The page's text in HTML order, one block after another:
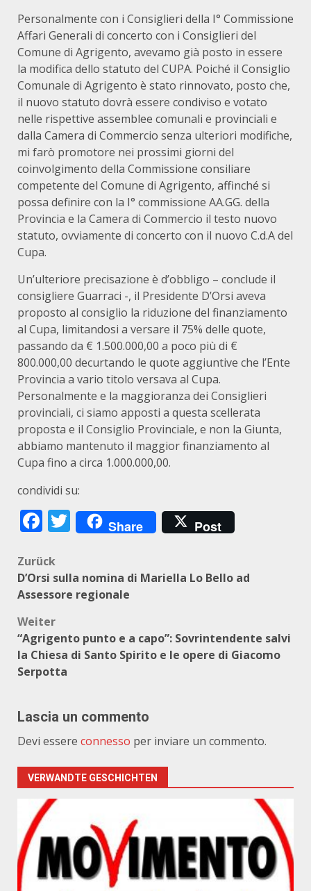
Personalmente con i Consiglieri della I° Commissione
Affari Generali di concerto con i Consiglieri del
Comune di Agrigento, avevamo già posto in essere
la modifica dello statuto del CUPA. Poiché il Consiglio
Comunale di Agrigento è stato rinnovato, posto che,
il nuovo statuto dovrà essere condiviso e votato
nelle rispettive assemblee comunali e provinciali e
dalla Camera di Commercio senza ulteriori modifiche,
mi farò promotore nei prossimi giorni del
coinvolgimento della Commissione consiliare
competente del Comune di Agrigento, affinché si
possa definire con la I° commissione AA.GG. della
Provincia e la Camera di Commercio il testo nuovo
statuto, ovviamente di concerto con il nuovo C.d.A del
Cupa.
Un’ulteriore precisazione è d’obbligo – conclude il
consigliere Guarraci -, il Presidente D’Orsi aveva
proposto al consiglio la riduzione del finanziamento
al Cupa, limitandosi a versare il 75% delle quote,
passando da € 1.500.000,00 a poco più di €
800.000,00 decurtando le quote aggiuntive che l’Ente
Provincia a vario titolo versava al Cupa.
Personalmente e la maggioranza dei Consiglieri
provinciali, ci siamo apposti a questa scellerata
proposta e il Consiglio Provinciale, e non la Giunta,
abbiamo mantenuto il maggior finanziamento al
Cupa fino a circa 1.000.000,00.
condividi su:
Facebook
Twitter
Share Post
Beitragsnavigation
Zurück
D’Orsi sulla nomina di Mariella Lo Bello ad
Assessore regionale
Weiter
“Agrigento punto e a capo”: Sovrintendente salvi
la Chiesa di Santo Spirito e le opere di Giacomo
Serpotta
Lascia un commento
Devi essere connesso per inviare un commento.
VERWANDTE GESCHICHTEN